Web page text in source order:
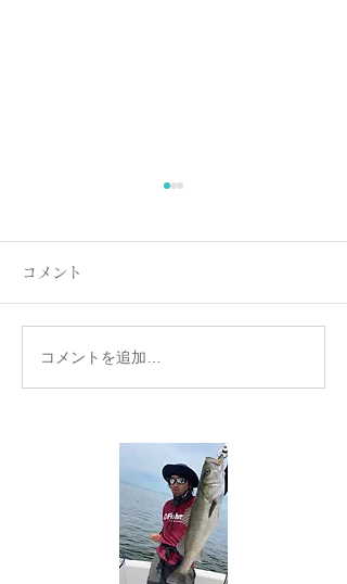
名古屋港ボートフィッシ
コメント
コメントを追加…